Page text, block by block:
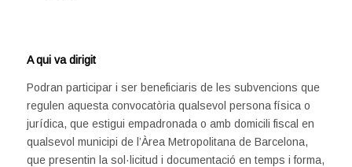
A qui va dirigit
Podran participar i ser beneficiaris de les subvencions que
regulen aquesta convocatòria qualsevol persona física o
jurídica, que estigui empadronada o amb domicili fiscal en
qualsevol municipi de l’Àrea Metropolitana de Barcelona,
que presentin la sol·licitud i documentació en temps i forma,